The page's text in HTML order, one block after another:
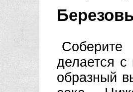
делается
образный